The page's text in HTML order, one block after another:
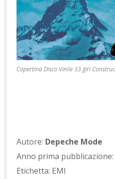
Copertina Disco Vinile 33 giri
Autore: Depeche Mode
Anno prima pubblicazione:
Etichetta: EMI